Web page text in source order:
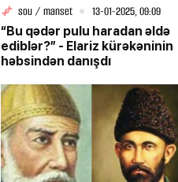
sou / manset
13-01-2025, 09:09
“Bu qədər pulu haradan əldə
ediblər?” - Elariz kürəkəninin
həbsindən danışdı